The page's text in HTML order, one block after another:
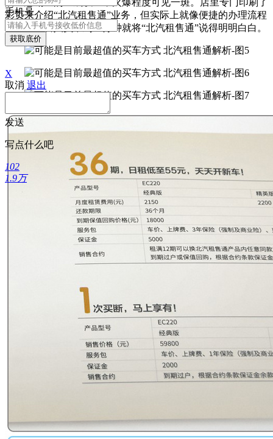
店里总销量的三成以上，火爆程度可见一斑。店里专门印刷了
彩页来介绍“北汽租售通”业务，但实际上就像便捷的办理流程
一样，销售人员不到三分钟就将“北汽租售通”说得明明白白。
手机号
获取底价
X
取消 退出
发送
写点什么吧
102
1.9万